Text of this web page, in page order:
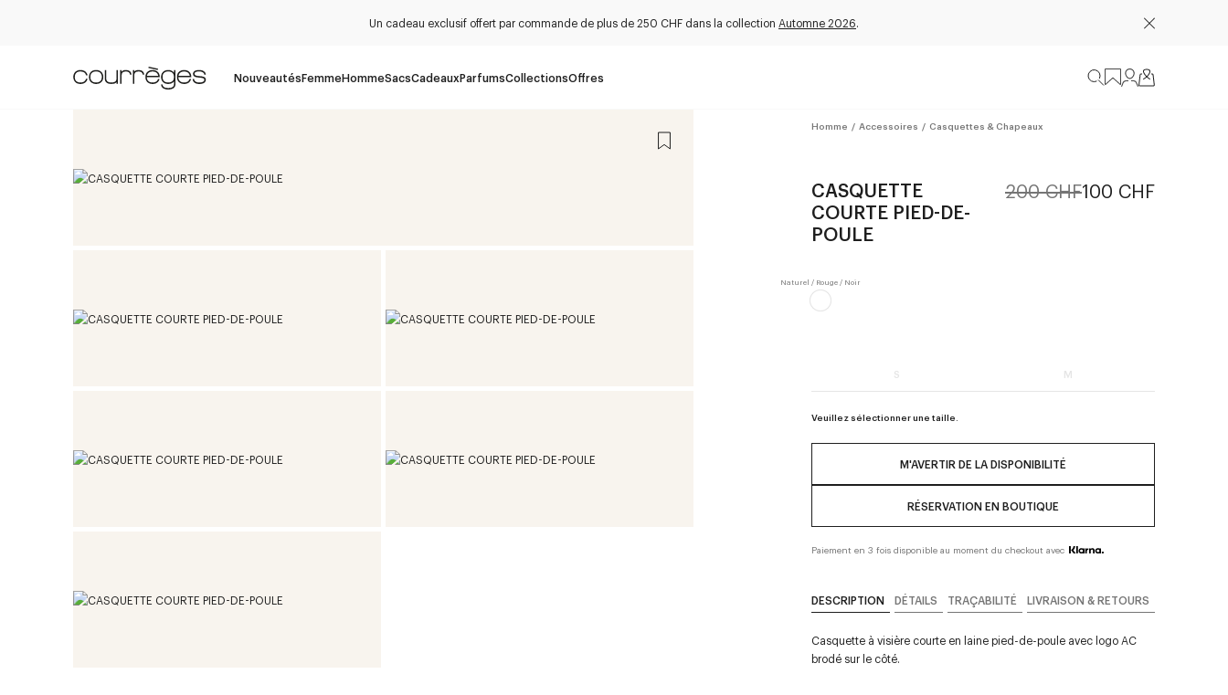
Un cadeau exclusif offert par commande de plus de 250 CHF dans la collection Automne 2026.
NouveautésFemmeHommeSacsCadeauxParfumsCollectionsOffres
Homme / Accessoires / Casquettes & Chapeaux
CASQUETTE
COURTE PIED-DE-
POULE
200 CHF100 CHF
S M
Veuillez sélectionner une taille.
M'AVERTIR DE LA DISPONIBILITÉ
RÉSERVATION EN BOUTIQUE
Paiement en 3 fois disponible au moment du checkout avec
DESCRIPTION DÉTAILS TRAÇABILITÉ LIVRAISON & RETOURS
Casquette à visière courte en laine pied-de-poule avec logo AC
brodé sur le côté.